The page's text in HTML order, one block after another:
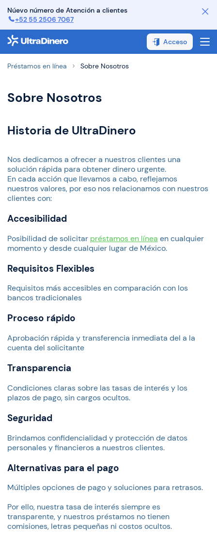
Núevo número de Atención a clientes
+52 55 2506 7067
Acceso
¿Cómo funciona?
Contáctanos
Préstamos en línea Sobre Nosotros
Sobre Nosotros
Historia de UltraDinero
Nos dedicamos a ofrecer a nuestros clientes una
solución rápida para obtener dinero urgente.
En cada acción que llevamos a cabo, reflejamos
nuestros valores, por eso nos relacionamos con nuestros
clientes con:
Accesibilidad
Posibilidad de solicitar préstamos en línea en cualquier
momento y desde cualquier lugar de México.
Requisitos Flexibles
Requisitos más accesibles en comparación con los
bancos tradicionales
Proceso rápido
Aprobación rápida y transferencia inmediata del a la
cuenta del solicitante
Transparencia
Condiciones claras sobre las tasas de interés y los
plazos de pago, sin cargos ocultos.
Seguridad
Brindamos confidencialidad y protección de datos
personales y financieros a nuestros clientes.
Alternativas para el pago
Múltiples opciones de pago y soluciones para retrasos.
Por ello, nuestra tasa de interés siempre es
transparente, y nuestros préstamos no tienen
comisiones, letras pequeñas ni costos ocultos.